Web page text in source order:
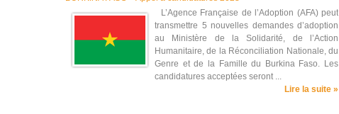
L’Agence Française de l’Adoption (AFA) peut
transmettre 5 nouvelles demandes d’adoption
au Ministère de la Solidarité, de l’Action
Humanitaire, de la Réconciliation Nationale, du
Genre et de la Famille du Burkina Faso. Les
candidatures acceptées seront ...
Lire la suite »